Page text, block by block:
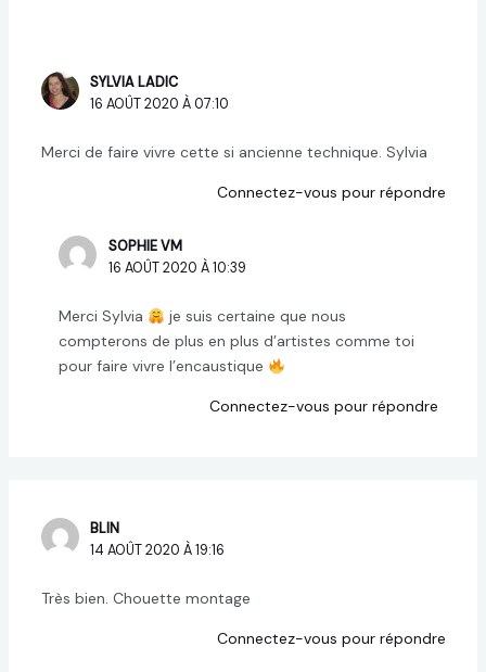
SYLVIA LADIC
16 AOÛT 2020 À 07:10
Merci de faire vivre cette si ancienne technique. Sylvia
Connectez-vous pour répondre
SOPHIE VM
16 AOÛT 2020 À 10:39
Merci Sylvia
je suis certaine que nous
compterons de plus en plus d’artistes comme toi
pour faire vivre l’encaustique
Connectez-vous pour répondre
BLIN
14 AOÛT 2020 À 19:16
Très bien. Chouette montage
Connectez-vous pour répondre